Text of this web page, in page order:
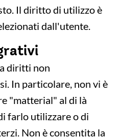
Il diritto di utilizzo è
dall'utente.
diritti non
In particolare, non vi è
"matterial" al di là
farlo utilizzare o di
Non è consentita la